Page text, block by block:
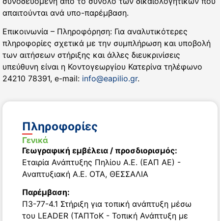
απαιτούνται ανά υπο-παρέμβαση.
Επικοινωνία – Πληροφόρηση: Για αναλυτικότερες
πληροφορίες σχετικά με την συμπλήρωση και υποβολή
των αιτήσεων στήριξης και άλλες διευκρινίσεις
υπεύθυνη είναι η Κοντογεωργίου Κατερίνα τηλέφωνο
24210 78391, e-mail: info@eapilio.gr.
Πληροφορίες
Γενικά
Γεωγραφική εμβέλεια / προσδιορισμός:
Εταιρία Ανάπτυξης Πηλίου Α.Ε. (ΕΑΠ ΑΕ) -
Αναπτυξιακή Α.Ε. ΟΤΑ, ΘΕΣΣΑΛΙΑ
Παρέμβαση:
Π3-77-4.1 Στήριξη για τοπική ανάπτυξη μέσω
του LEADER (ΤΑΠΤοΚ - Τοπική Ανάπτυξη με